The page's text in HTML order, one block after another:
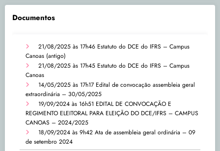
Documentos
21/08/2025 às 17h46 Estatuto do DCE do IFRS – Campus
Canoas (antigo)
21/08/2025 às 17h45 Estatuto do DCE do IFRS – Campus
Canoas
14/05/2025 às 17h17 Edital de convocação assembleia geral
extraordinária – 30/05/2025
19/09/2024 às 16h51 EDITAL DE CONVOCAÇÃO E
REGIMENTO ELEITORAL PARA ELEIÇÃO DO DCE/IFRS – CAMPUS
CANOAS – 2024/2025
18/09/2024 às 9h42 Ata de assembleia geral ordinária – 09
de setembro 2024